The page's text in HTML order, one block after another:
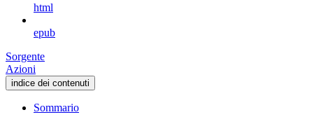
html
epub
Sorgente
Azioni
indice dei contenuti
Sommario